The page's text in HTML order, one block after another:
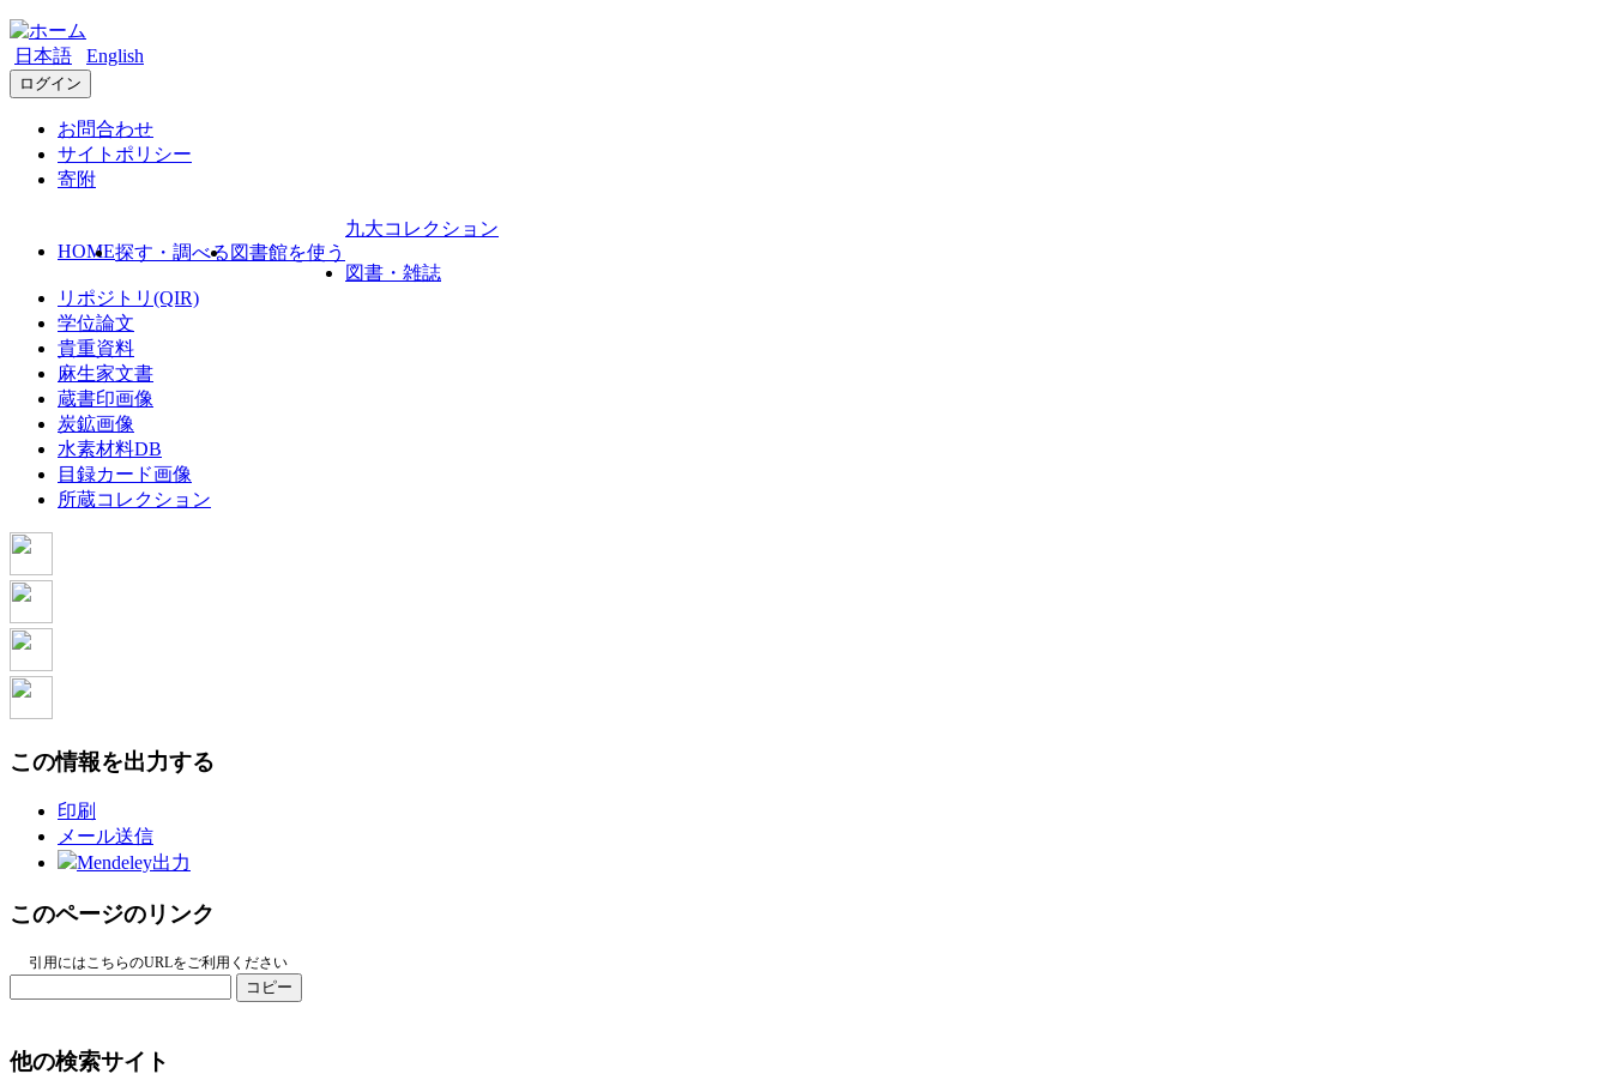
日本語 English
ログイン
お問合わせ
サイトポリシー
寄附
HOME探す・調べる 図書館を使う
九大コレクション
図書・雑誌
リポジトリ(QIR)
学位論文
貴重資料
麻生家文書
蔵書印画像
炭鉱画像
水素材料DB
目録カード画像
所蔵コレクション
この情報を出力する
印刷
メール送信
Mendeley出力
このページのリンク
引用にはこちらのURLをご利用ください
コピー
他の検索サイト